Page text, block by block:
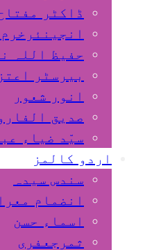
ڈاکٹر
حفیظ اللہ
بیرسٹر
انور شعور
صدیق
سیّد ضیاء
اردو کالمز
سندس سیدہ
انضمام
اسماء حسن
ثمرجعفری